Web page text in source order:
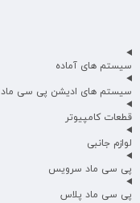
سیستم های آماده
سیستم های ادیشن پی سی ماد
قطعات کامپیوتر
لوازم جانبی
پی سی ماد سرویس
پی سی ماد پلاس